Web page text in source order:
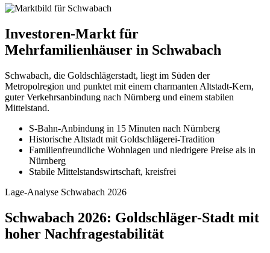
Investoren-Markt für
Mehrfamilienhäuser in Schwabach
Schwabach, die Goldschlägerstadt, liegt im Süden der
Metropolregion und punktet mit einem charmanten Altstadt-Kern,
guter Verkehrsanbindung nach Nürnberg und einem stabilen
Mittelstand.
S-Bahn-Anbindung in 15 Minuten nach Nürnberg
Historische Altstadt mit Goldschlägerei-Tradition
Familienfreundliche Wohnlagen und niedrigere Preise als in
Nürnberg
Stabile Mittelstandswirtschaft, kreisfrei
Lage-Analyse Schwabach 2026
Schwabach 2026: Goldschläger-Stadt mit
hoher Nachfragestabilität